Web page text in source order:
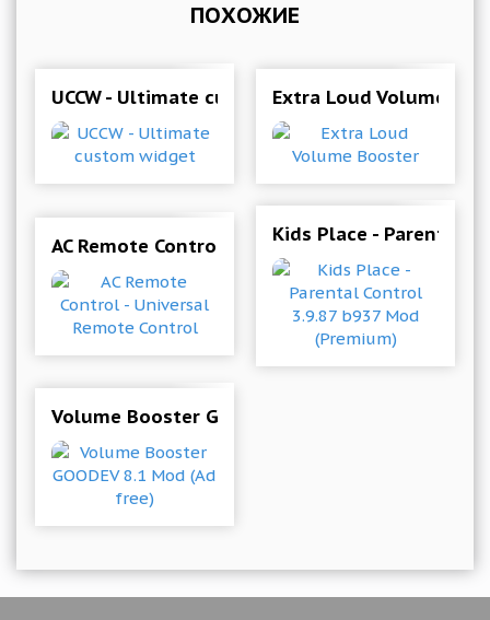
ПОХОЖИЕ
UCCW - Ultimate custom widgetExtra Loud Volume
AC Remote Control - Universal Remote Control
Kids Place - Parental
Volume Booster GOODEV 8.1 Mod (Ad free)